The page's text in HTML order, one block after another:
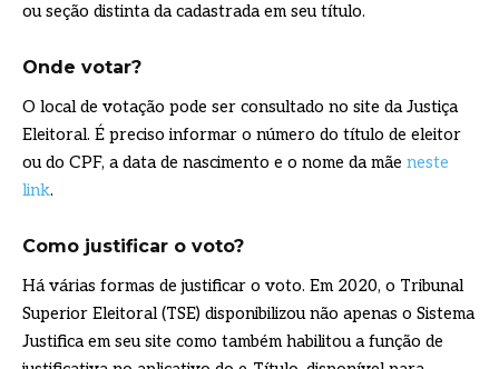
ou seção distinta da cadastrada em seu título.
Onde votar?
O local de votação pode ser consultado no site da Justiça
Eleitoral. É preciso informar o número do título de eleitor
ou do CPF, a data de nascimento e o nome da mãe neste
link.
Como justificar o voto?
Há várias formas de justificar o voto. Em 2020, o Tribunal
Superior Eleitoral (TSE) disponibilizou não apenas o Sistema
Justifica em seu site como também habilitou a função de